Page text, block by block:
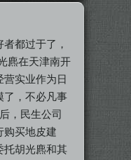
都过于了，
麃在天津南开
实业作为日
了，不必凡事
，民生公司
购买地皮建
托胡光麃和其